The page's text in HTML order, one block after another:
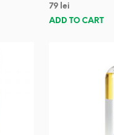
79 lei
ADD TO CART